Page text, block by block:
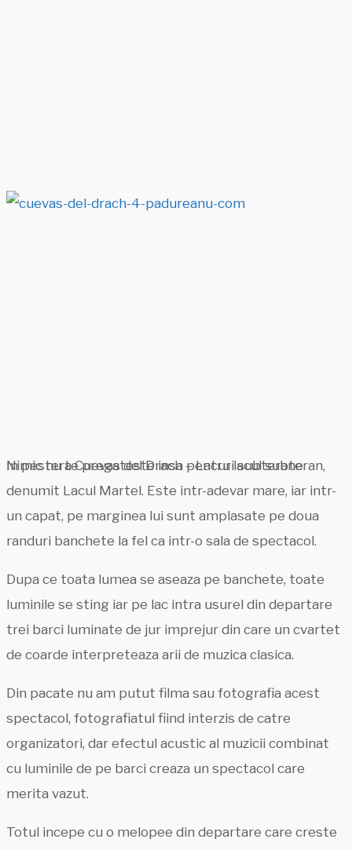
In pestera Cuevas del Drach – Lacuri subterane
Nimic nu te pregateste insa pentru lacul subteran,
denumit Lacul Martel. Este intr-adevar mare, iar intr-
un capat, pe marginea lui sunt amplasate pe doua
randuri banchete la fel ca intr-o sala de spectacol.
Dupa ce toata lumea se aseaza pe banchete, toate
luminile se sting iar pe lac intra usurel din departare
trei barci luminate de jur imprejur din care un cvartet
de coarde interpreteaza arii de muzica clasica.
Din pacate nu am putut filma sau fotografia acest
spectacol, fotografiatul fiind interzis de catre
organizatori, dar efectul acustic al muzicii combinat
cu luminile de pe barci creaza un spectacol care
merita vazut.
Totul incepe cu o melopee din departare care creste